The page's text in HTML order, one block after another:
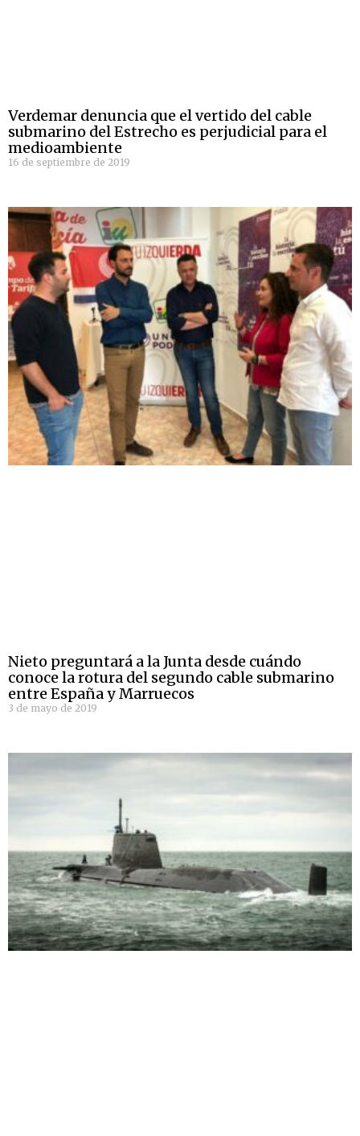
Verdemar denuncia que el vertido del cable
submarino del Estrecho es perjudicial para el
medioambiente
16 de septiembre de 2019
Nieto preguntará a la Junta desde cuándo
conoce la rotura del segundo cable submarino
entre España y Marruecos
3 de mayo de 2019